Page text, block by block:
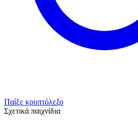
Παίξε κρυπτόλεξο
Σχετικά παιχνίδια